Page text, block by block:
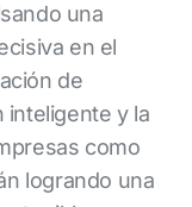
una
en el
de
inteligente y la
como
logrando una